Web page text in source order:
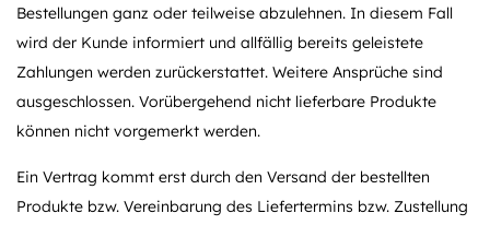
Bestellungen ganz oder teilweise abzulehnen. In diesem Fall
wird der Kunde informiert und allfällig bereits geleistete
Zahlungen werden zurückerstattet. Weitere Ansprüche sind
ausgeschlossen. Vorübergehend nicht lieferbare Produkte
können nicht vorgemerkt werden.
Ein Vertrag kommt erst durch den Versand der bestellten
Produkte bzw. Vereinbarung des Liefertermins bzw. Zustellung